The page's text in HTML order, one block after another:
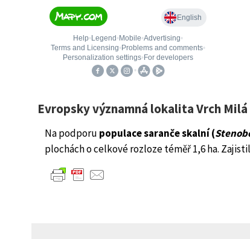
Evropsky významná lokalita Vrch Milá
Na podporu populace saranče skalní (
plochách o celkové rozloze téměř 1,6 ha.